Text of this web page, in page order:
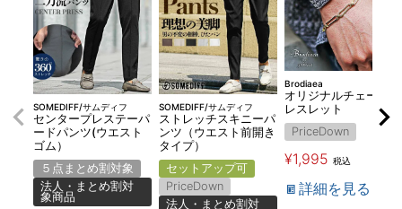
SOMEDIFF/サムディフ
センタープレステーパ
ードパンツ(ウエスト
ゴム）
５点まとめ割対象
法人・まとめ割対
象商品
SOMEDIFF/サムディフ
ストレッチスキニーパ
ンツ（ウエスト前開き
タイプ）
セットアップ可
PriceDown
法人・まとめ割対
Brodiaea
オリジナルチェーンブ
レスレット
PriceDown
¥1,995 税込
詳細を見る